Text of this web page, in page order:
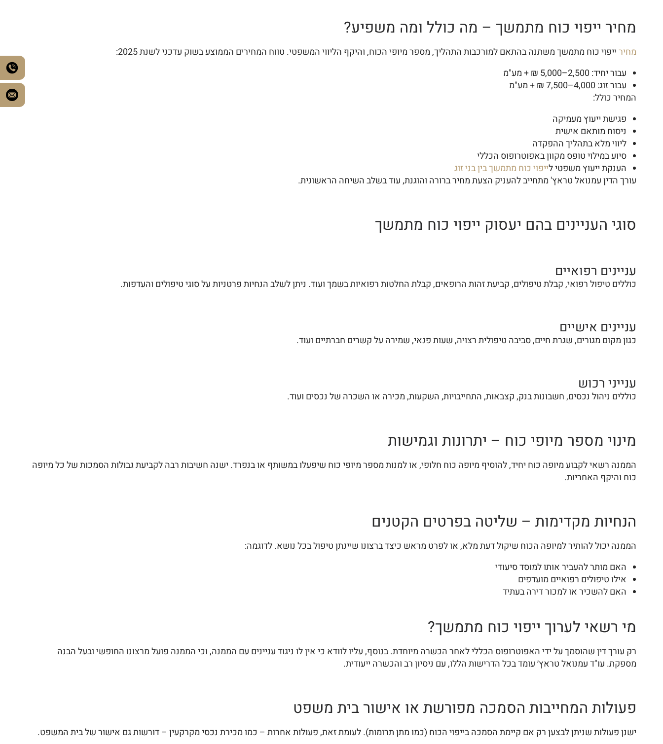
מחיר ייפוי כוח מתמשך – מה כולל ומה משפיע?
מחירייפוי כוח מתמשך משתנה בהתאם למורכבות התהליך, מספר מיופי הכוח, והיקף הליווי המשפטי. טווח המחירים הממוצע בשוק עדכני לשנת 2025:
עבור יחיד: 2,500–5,000 ₪ + מע"מ
עבור זוג: 4,000–7,500 ₪ + מע"מ
המחיר כולל:
פגישת ייעוץ מעמיקה
ניסוח מותאם אישית
ליווי מלא בתהליך ההפקדה
סיוע במילוי טופס מקוון באפוטרופוס הכללי
הענקת ייעוץ משפטי לייפוי כוח מתמשך בין בני זוג
עורך הדין עמנואל טראץ' מתחייב להעניק הצעת מחיר ברורה והוגנת, עוד בשלב השיחה הראשונית.
סוגי העניינים בהם יעסוק ייפוי כוח מתמשך
עניינים רפואיים
כוללים טיפול רפואי, קבלת טיפולים, קביעת זהות הרופאים, קבלת החלטות רפואיות בשמך ועוד. ניתן לשלב הנחיות פרטניות על סוגי טיפולים והעדפות.
עניינים אישיים
כגון מקום מגורים, שגרת חיים, סביבה טיפולית רצויה, שעות פנאי, שמירה על קשרים חברתיים ועוד.
ענייני רכוש
כוללים ניהול נכסים, חשבונות בנק, קצבאות, התחייבויות, השקעות, מכירה או השכרה של נכסים ועוד.
מינוי מספר מיופי כוח – יתרונות וגמישות
הממנה רשאי לקבוע מיופה כוח יחיד, להוסיף מיופה כוח חלופי, או למנות מספר מיופי כוח שיפעלו במשותף או בנפרד. ישנה חשיבות רבה לקביעת גבולות הסמכות של כל מיופה
כוח והיקף האחריות.
הנחיות מקדימות – שליטה בפרטים הקטנים
הממנה יכול להותיר למיופה הכוח שיקול דעת מלא, או לפרט מראש כיצד ברצונו שיינתן טיפול בכל נושא. לדוגמה:
האם מותר להעביר אותו למוסד סיעודי
אילו טיפולים רפואיים מועדפים
האם להשכיר או למכור דירה בעתיד
מי רשאי לערוך ייפוי כוח מתמשך?
רק עורך דין שהוסמך על ידי האפוטרופוס הכללי לאחר הכשרה מיוחדת. בנוסף, עליו לוודא כי אין לו ניגוד עניינים עם הממנה, וכי הממנה פועל מרצונו החופשי ובעל הבנה
מספקת. עו"ד עמנואל טראץ׳ עומד בכל הדרישות הללו, עם ניסיון רב והכשרה ייעודית.
פעולות המחייבות הסמכה מפורשת או אישור בית משפט
ישנן פעולות שניתן לבצען רק אם קיימת הסמכה בייפוי הכוח (כמו מתן תרומות). לעומת זאת, פעולות אחרות – כמו מכירת נכסי מקרקעין – דורשות גם אישור של בית המשפט.